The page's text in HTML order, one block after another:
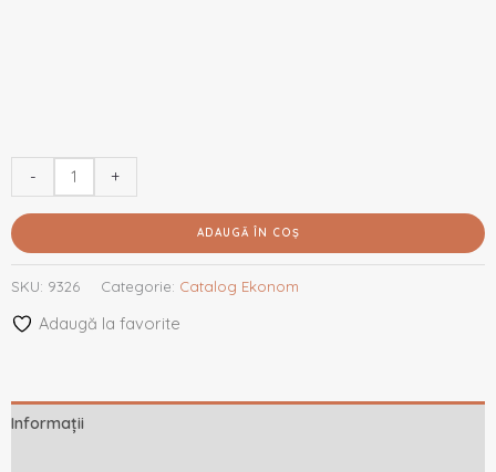
- +
ADAUGĂ ÎN COȘ
SKU: 9326 Categorie: Catalog Ekonom
Adaugă la favorite
Informații